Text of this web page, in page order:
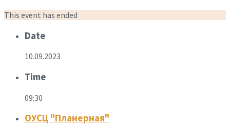
This event has ended
Date
10.09.2023
Time
09:30
ОУСЦ "Планерная"